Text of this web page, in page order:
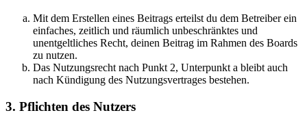
Mit dem Erstellen eines Beitrags erteilst du dem Betreiber ein
einfaches, zeitlich und räumlich unbeschränktes und
unentgeltliches Recht, deinen Beitrag im Rahmen des Boards
zu nutzen.
Das Nutzungsrecht nach Punkt 2, Unterpunkt a bleibt auch
nach Kündigung des Nutzungsvertrages bestehen.
3. Pflichten des Nutzers